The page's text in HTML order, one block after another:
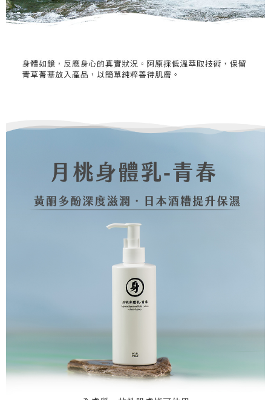
3.完整用戶服務條款，請詳閱以下連結：https://oppay.tw/userRule
【注意事項】
２．關於個人資料處理事宜，請瀏覽以下網址：
https://aftee.tw/terms/#terms3
時審查核予不同之上限額度；若仍有額度不足之情形，本公司將視審查結果
恩沛科技股份有限公司將有權停止該用戶之使用額度並採取法律行動。
離島宅配